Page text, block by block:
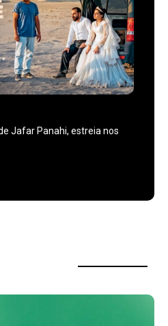
Jafar Panahi, estreia nos